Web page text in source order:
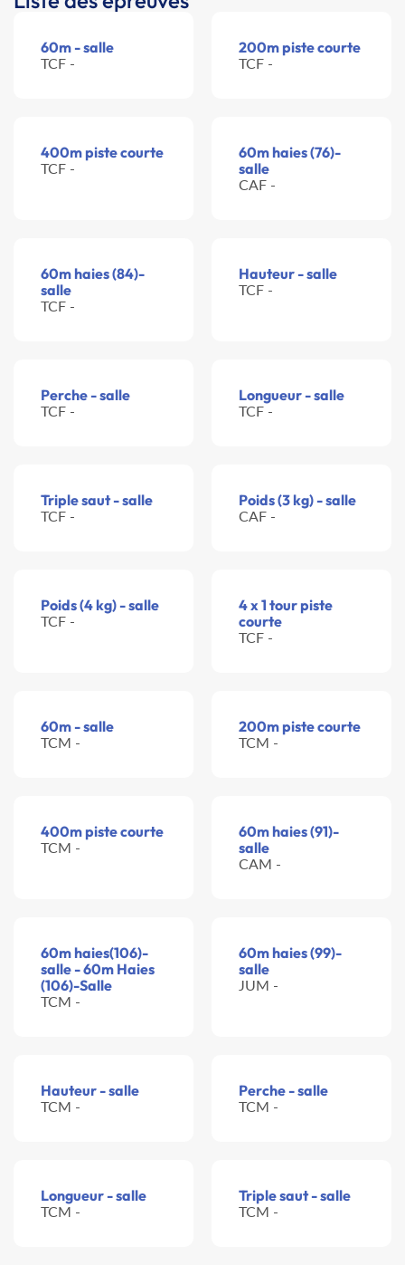
60m - salle
TCF -
200m piste courte
TCF -
400m piste courte
TCF -
60m haies (76)-
salle
CAF -
60m haies (84)-
salle
TCF -
Hauteur - salle
TCF -
Perche - salle
TCF -
Longueur - salle
TCF -
Triple saut - salle
TCF -
Poids (3 kg) - salle
CAF -
Poids (4 kg) - salle
TCF -
4 x 1 tour piste
courte
TCF -
60m - salle
TCM -
200m piste courte
TCM -
400m piste courte
TCM -
60m haies (91)-
salle
CAM -
60m haies(106)-
salle - 60m Haies
(106)-Salle
TCM -
60m haies (99)-
salle
JUM -
Hauteur - salle
TCM -
Perche - salle
TCM -
Longueur - salle
TCM -
Triple saut - salle
TCM -